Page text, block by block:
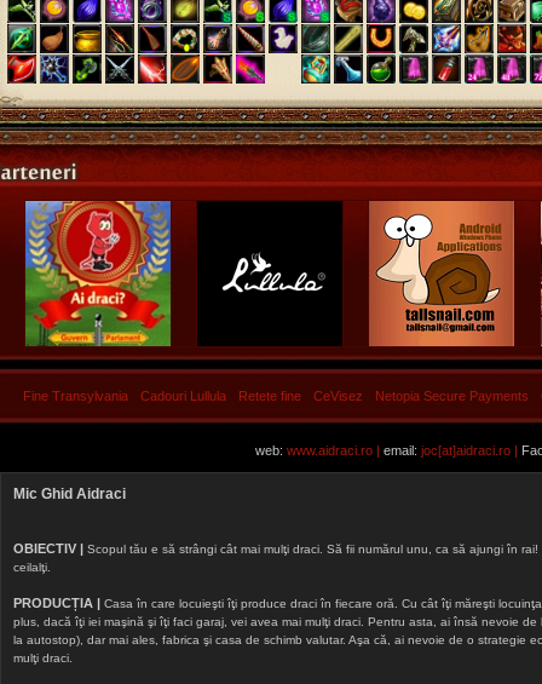
Fine Transylvania Cadouri Lullula Retete fine CeVisez Netopia Secure Payments
web: www.aidraci.ro | email: joc[at]aidraci.ro |
Mic Ghid Aidraci
OBIECTIV | Scopul tău e să strângi cât mai mulţi draci. Să fii numărul unu, ca să ajungi în
ceilalţi.
PRODUCȚIA | Casa în care locuieşti îţi produce draci în fiecare oră. Cu cât îţi măreşti
plus, dacă îţi iei maşină şi îţi faci garaj, vei avea mai mulţi draci. Pentru asta, ai însă nevoie
la autostop), dar mai ales, fabrica şi casa de schimb valutar. Aşa că, ai nevoie de o strategie
mulţi draci.